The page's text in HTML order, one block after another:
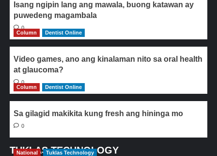
Isang ngipin lang ang mawala, buong katawan ay
puwedeng magambala
0
Column
Dentist Online
Video games, ano ang kinalaman nito sa oral health
at glaucoma?
0
Column
Dentist Online
Sa gilagid makikita kung fresh ang hininga mo
0
TUKLAS TECHNOLOGY
National Tuklas Technology